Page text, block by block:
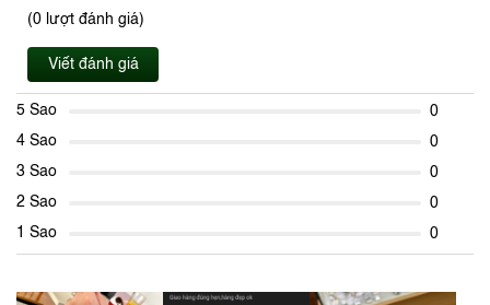
(0 lượt đánh giá)
Viết đánh giá
5 Sao
0
4 Sao
0
3 Sao
0
2 Sao
0
1 Sao
0